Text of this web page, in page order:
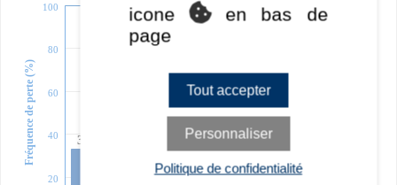
33
26
21
20
40
60
80
100
Fréquence de perte (%)
icone
en bas de
page
Tout accepter
Personnaliser
Politique de confidentialité